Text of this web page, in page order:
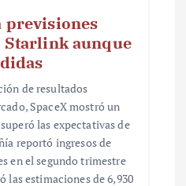
previsiones
aunque
de resultados
SpaceX mostró un
las expectativas de
reportó ingresos de
en el segundo trimestre
las estimaciones de 6,930